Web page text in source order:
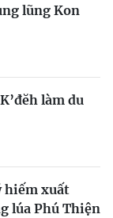
lũng Kon
làm du
hiếm xuất
lúa Phú Thiện